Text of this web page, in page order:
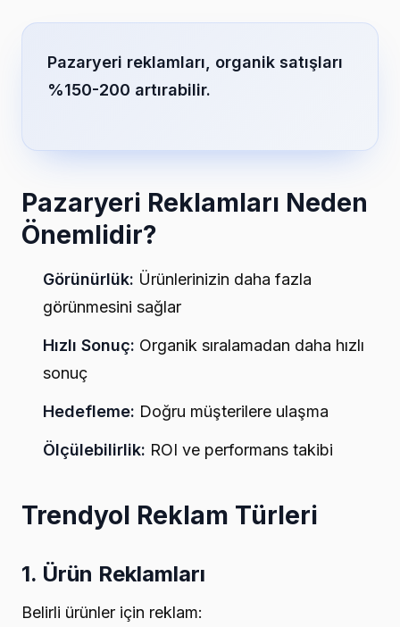
Pazaryeri reklamları, organik satışları
%150-200 artırabilir.
Pazaryeri Reklamları Neden
Önemlidir?
Görünürlük: Ürünlerinizin daha fazla
görünmesini sağlar
Hızlı Sonuç: Organik sıralamadan daha hızlı
sonuç
Hedefleme: Doğru müşterilere ulaşma
Ölçülebilirlik: ROI ve performans takibi
Trendyol Reklam Türleri
1. Ürün Reklamları
Belirli ürünler için reklam: